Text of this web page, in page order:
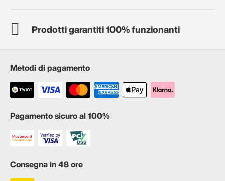
Prodotti garantiti 100% funzionanti
Metodi di pagamento
Pagamento sicuro al 100%
Consegna in 48 ore